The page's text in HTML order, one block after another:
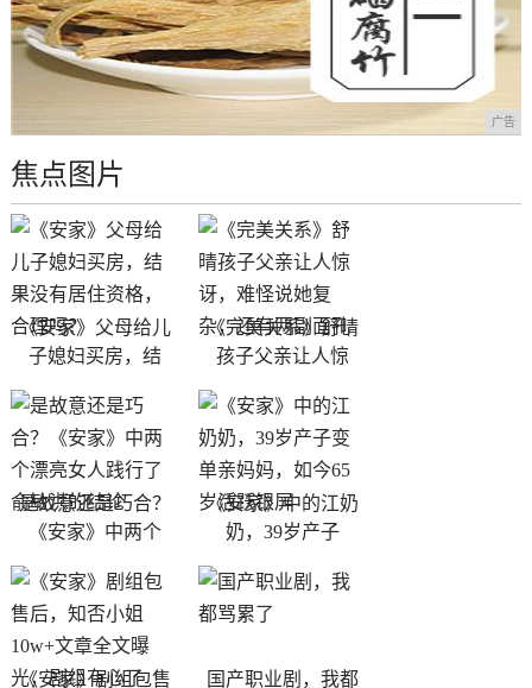
广告
焦点图片
《安家》父母给儿
子媳妇买房，结
《完美关系》舒晴
孩子父亲让人惊
是故意还是巧合？
《安家》中两个
《安家》中的江奶
奶，39岁产子
《安家》剧组包售
国产职业剧，我都